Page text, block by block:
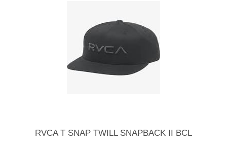
RVCA T SNAP TWILL SNAPBACK II BCL